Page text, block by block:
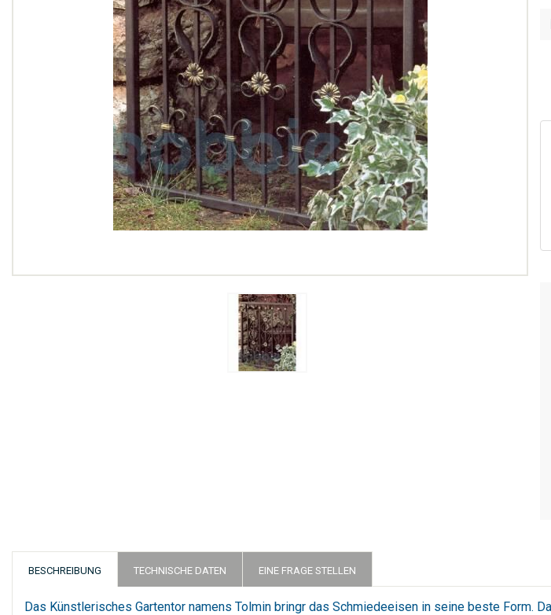
BESCHREIBUNG
Das Künstlerisches Gartentor namens Tolmin bringr das Schmiedeeisen in seine beste
TECHNISCHE DATEN EINE FRAGE STELLEN